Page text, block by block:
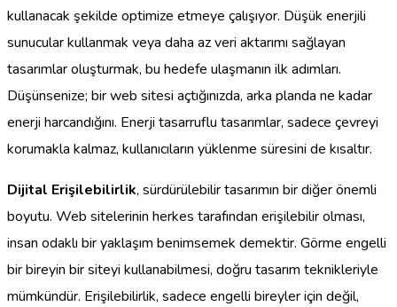
kullanacak şekilde optimize etmeye çalışıyor. Düşük enerjili
sunucular kullanmak veya daha az veri aktarımı sağlayan
tasarımlar oluşturmak, bu hedefe ulaşmanın ilk adımları.
Düşünsenize; bir web sitesi açtığınızda, arka planda ne kadar
enerji harcandığını. Enerji tasarruflu tasarımlar, sadece çevreyi
korumakla kalmaz, kullanıcıların yüklenme süresini de kısaltır.
Dijital Erişilebilirlik, sürdürülebilir tasarımın bir diğer önemli
boyutu. Web sitelerinin herkes tarafından erişilebilir olması,
insan odaklı bir yaklaşım benimsemek demektir. Görme engelli
bir bireyin bir siteyi kullanabilmesi, doğru tasarım teknikleriyle
mümkündür. Erişilebilirlik, sadece engelli bireyler için değil,